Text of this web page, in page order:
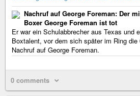
Nachruf auf George Foreman: Der
Boxer George Foreman ist tot
Er war ein Schulabbrecher aus Texas und
Boxtalent, vor dem sich später im Ring
Nachruf auf George Foreman.
0 comments